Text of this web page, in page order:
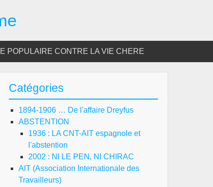
POPULAIRE CONTRE LA VIE CHERE
Catégories
1894-1906 … De l'affaire Dreyfus
ABSTENTION
1936 : LA CNT-AIT espagnole et
l'abstention
2002 : NI LE PEN, NI CHIRAC
AIT (Association Internationale des
Travailleurs)